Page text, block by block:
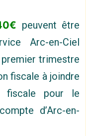
peuvent être
Arc-en-Ciel
trimestre
fiscale à joindre
fiscale pour le
d’Arc-en-